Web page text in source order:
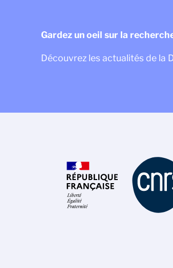
Gardez un oeil sur la
Découvrez les actualités de la